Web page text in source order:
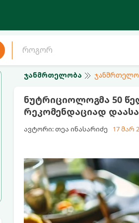
ჯანმრთელობა
ნუტრიციოლოგმა 50
რეკომენდაციად
ავტორი: თეა ინასარიძე 17 მარ